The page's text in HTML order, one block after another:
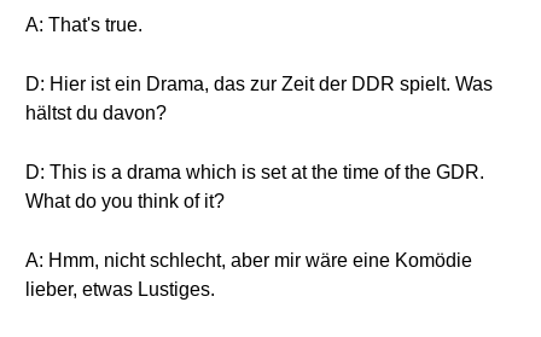
A: That's true.
D: Hier ist ein Drama, das zur Zeit der DDR spielt. Was
hältst du davon?
D: This is a drama which is set at the time of the GDR.
What do you think of it?
A: Hmm, nicht schlecht, aber mir wäre eine Komödie
lieber, etwas Lustiges.